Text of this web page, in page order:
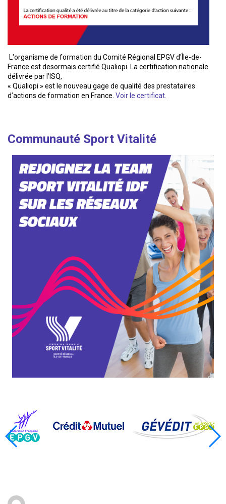
L'organisme de formation du Comité Régional EPGV d'Île-de-
France est desormais certifié Qualiopi. La certification nationale
délivrée par l’ISQ,
« Qualiopi » est le nouveau gage de qualité des prestataires
d’actions de formation en France. Voir le certificat.
Communauté Sport Vitalité